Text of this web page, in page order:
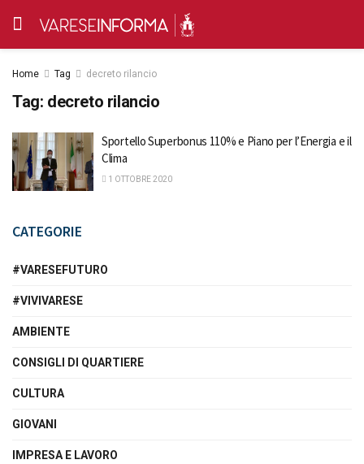
Home Tag decreto rilancio
Tag: decreto rilancio
Sportello Superbonus 110% e Piano per l’Energia e il
Clima
1 OTTOBRE 2020
CATEGORIE
#VARESEFUTURO
#VIVIVARESE
AMBIENTE
CONSIGLI DI QUARTIERE
CULTURA
GIOVANI
IMPRESA E LAVORO